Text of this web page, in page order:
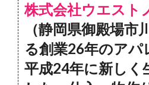
株式会社ウエスト
（静岡県御殿場市
る創業26年のアパ
平成24年に新しく